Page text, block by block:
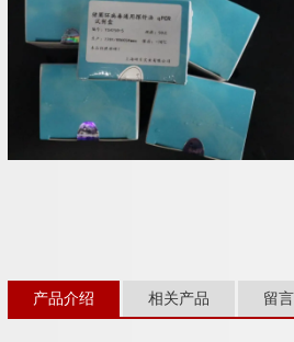
产品介绍 相关产品 留